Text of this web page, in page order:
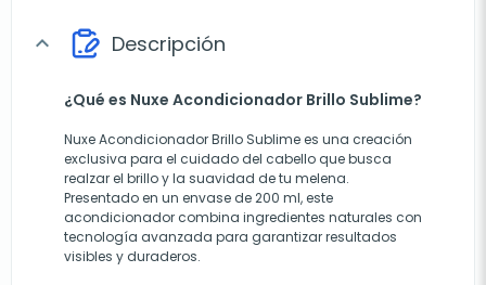
expand_more Descripción
¿Qué es Nuxe Acondicionador Brillo Sublime?
Nuxe Acondicionador Brillo Sublime es una creación
exclusiva para el cuidado del cabello que busca
realzar el brillo y la suavidad de tu melena.
Presentado en un envase de 200 ml, este
acondicionador combina ingredientes naturales con
tecnología avanzada para garantizar resultados
visibles y duraderos.